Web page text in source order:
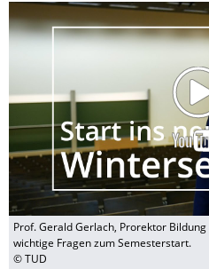
Prof. Gerald Gerlach, Prorektor
wichtige Fragen zum Semesterstart.
© TUD